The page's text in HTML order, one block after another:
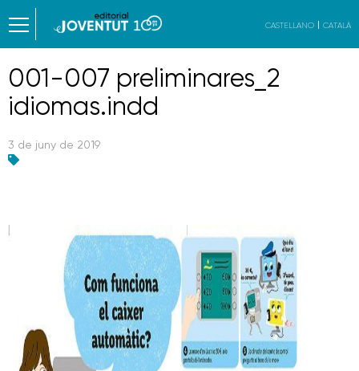
CASTELLANO CATALÀ
001-007 preliminares_2
idiomas.indd
3 de juny de 2019